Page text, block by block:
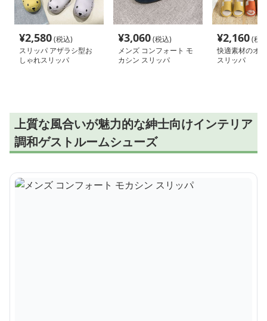
¥2,580(税込)
スリッパ アザラシ型お
しゃれスリッパ
¥3,060(税込)
メンズ コンフォート モ
カシン スリッパ
¥2,160(税
快適素材のオ
スリッパ
上質な風合いが魅力的な紳士向けインテリア
調和ゲストルームシューズ